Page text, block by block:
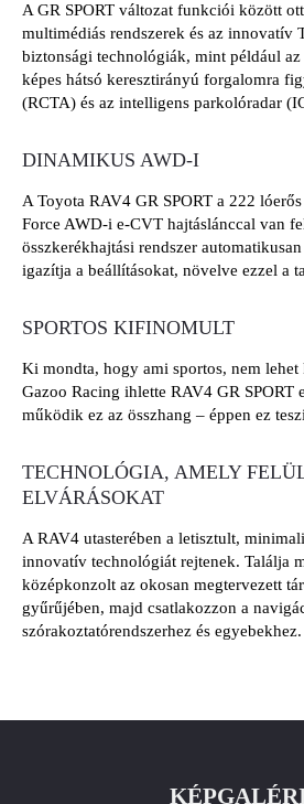
A GR SPORT változat funkciói között
multimédiás rendszerek és az innovatív
biztonsági technológiák, mint például az
képes hátsó keresztirányú forgalomra
(RCTA) és az intelligens parkolóradar
DINAMIKUS AWD-I
A Toyota RAV4 GR SPORT a 222
Force AWD-i e-CVT hajtáslánccal van
összkerékhajtási rendszer
igazítja a beállításokat, növelve ezzel a
SPORTOS KIFINOMULT
Ki mondta, hogy ami sportos, nem
Gazoo Racing ihlette RAV4 GR SPORT
működik ez az összhang – éppen ez
TECHNOLÓGIA, AMELY
ELVÁRÁSOKAT
A RAV4 utasterében a letisztult,
innovatív technológiát rejtenek. Találja
középkonzolt az okosan megtervezett
gyűrűjében, majd csatlakozzon a
szórakoztatórendszerhez és egyebekhez.